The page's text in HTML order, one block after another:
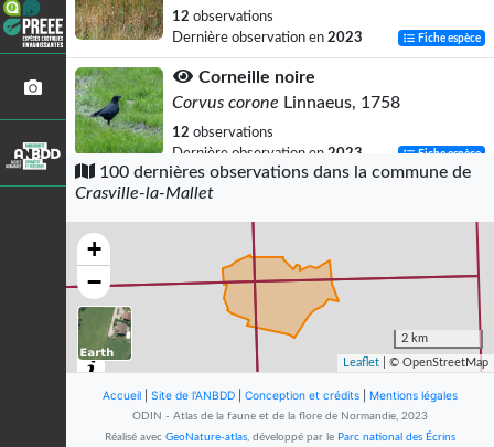
12 observations
Dernière observation en 2023 Fiche espèce
Corneille noire
Corvus corone Linnaeus, 1758
12 observations
Dernière observation en 2023 Fiche espèce
Pinson des arbres
Fringilla coelebsLinnaeus, 1758
observations
Dernière observation en2023 Fiche espèce
Merle noir
Turdus merulaLinnaeus, 1758
observations
Pigeon ramier
100 dernières observations dans la commune de
Crasville-la-Mallet
+
−
2 km
Leaflet | © OpenStreetMap
Accueil Site de l'ANBDD Conception et crédits Mentions légales
ODIN - Atlas de la faune et de la flore de Normandie, 2023
Réalisé avec GeoNature-atlas, développé par le Parc national des Écrins